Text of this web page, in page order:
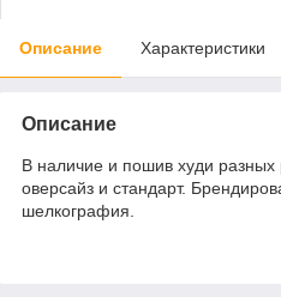
Описание Характеристики
Описание
В наличие и пошив худи
оверсайз и стандарт.
шелкография.